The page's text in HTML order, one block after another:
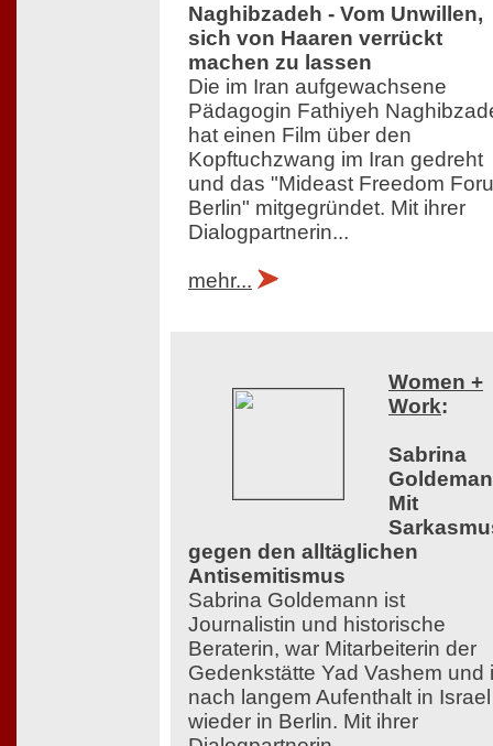
Naghibzadeh - Vom Unwillen,
sich von Haaren verrückt
machen zu lassen
Die im Iran aufgewachsene
Pädagogin Fathiyeh
hat einen Film über den
Kopftuchzwang im Iran gedreht
und das "Mideast Freedom
Berlin" mitgegründet. Mit ihrer
Dialogpartnerin...
mehr...
Women +
Work:
Sabrina
Mit
gegen den alltäglichen
Antisemitismus
Sabrina Goldemann ist
Journalistin und historische
Beraterin, war Mitarbeiterin der
Gedenkstätte Yad Vashem und
nach langem Aufenthalt in Israel
wieder in Berlin. Mit ihrer